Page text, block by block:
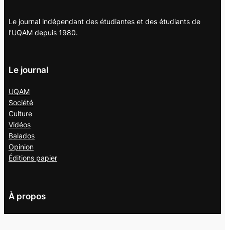
Le journal indépendant des étudiantes et des étudiants de
l'UQAM depuis 1980.
Le journal
UQAM
Société
Culture
Vidéos
Balados
Opinion
Éditions papier
À propos